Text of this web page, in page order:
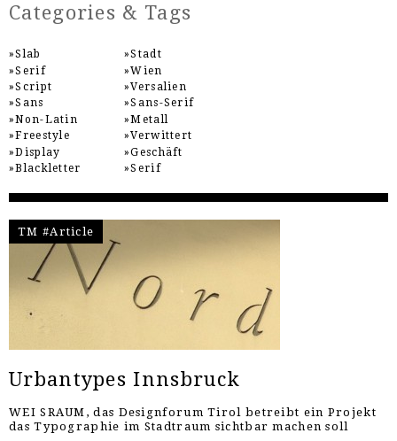
Categories & Tags
Slab
Serif
Script
Sans
Non-Latin
Freestyle
Display
Blackletter
Stadt
Wien
Versalien
Sans-Serif
Metall
Verwittert
Geschäft
Serif
TM #Article
Urbantypes Innsbruck
WEI SRAUM, das Designforum Tirol betreibt ein Projekt
das Typographie im Stadtraum sichtbar machen soll